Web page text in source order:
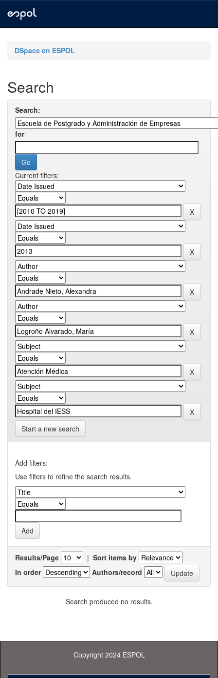
navigationDSpace en ESPOL
Search
Search:
for
Current filters:
Start a new search
Add filters:
Use filters to refine the search results.
Results/Page | Sort items by
In order
Authors/record
Search produced no results.
Copyright 2024 ESPOL